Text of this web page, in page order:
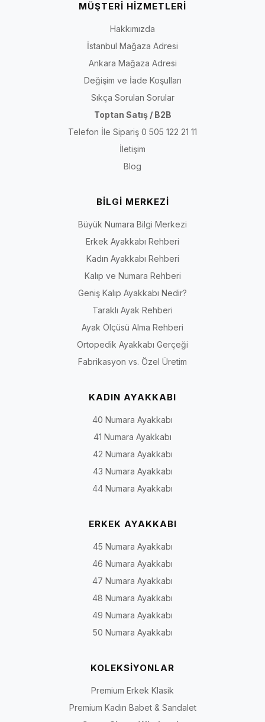
MÜŞTERİ HİZMETLERİ
Hakkımızda
İstanbul Mağaza Adresi
Ankara Mağaza Adresi
Değişim ve İade Koşulları
Sıkça Sorulan Sorular
Toptan Satış / B2B
Telefon İle Sipariş 0 505 122 21 11
İletişim
Blog
BİLGİ MERKEZİ
Büyük Numara Bilgi Merkezi
Erkek Ayakkabı Rehberi
Kadın Ayakkabı Rehberi
Kalıp ve Numara Rehberi
Geniş Kalıp Ayakkabı Nedir?
Taraklı Ayak Rehberi
Ayak Ölçüsü Alma Rehberi
Ortopedik Ayakkabı Gerçeği
Fabrikasyon vs. Özel Üretim
KADIN AYAKKABI
40 Numara Ayakkabı
41 Numara Ayakkabı
42 Numara Ayakkabı
43 Numara Ayakkabı
44 Numara Ayakkabı
ERKEK AYAKKABI
45 Numara Ayakkabı
46 Numara Ayakkabı
47 Numara Ayakkabı
48 Numara Ayakkabı
49 Numara Ayakkabı
50 Numara Ayakkabı
KOLEKSİYONLAR
Premium Erkek Klasik
Premium Kadın Babet & Sandalet